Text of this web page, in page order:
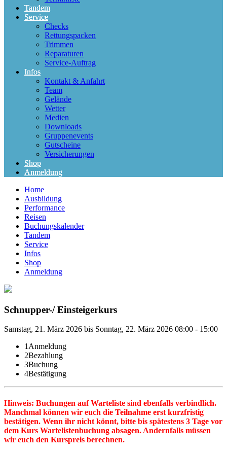
Tandem
Service
Checks
Rettungspacken
Trimmen
Reparaturen
Service-Auftrag
Infos
Kontakt & Anfahrt
Team
Gelände
Wetter
Medien
Downloads
Gruppenevents
Gutscheine
Versicherungen
Shop
Anmeldung
Home
Ausbildung
Performance
Reisen
Buchungskalender
Tandem
Service
Infos
Shop
Anmeldung
Schnupper-/ Einsteigerkurs
Samstag, 21. März 2026 bis Sonntag, 22. März 2026 08:00 - 15:00
1Anmeldung
2Bezahlung
3Buchung
4Bestätigung
Hinweis: Buchungen auf Warteliste sind ebenfalls verbindlich.
Manchmal können wir euch die Teilnahme erst kurzfristig
bestätigen. Wenn ihr nicht könnt, bitte bis spätestens 3 Tage vor
dem Kurs Wartelistenbuchung absagen. Andernfalls müssen
wir euch den Kurspreis berechnen.